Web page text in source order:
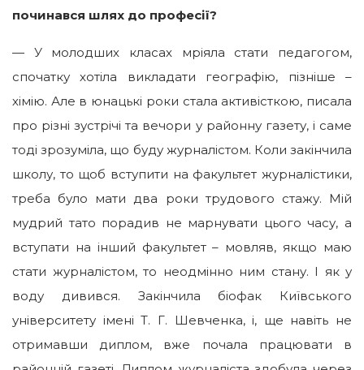
починався шлях до професії?
— У молодших класах мріяла стати педагогом,
спочатку хотіла викладати географію, пізніше –
хімію. Але в юнацькі роки стала активісткою, писала
про різні зустрічі та вечори у районну газету, і саме
тоді зрозуміла, що буду журналістом. Коли закінчила
школу, то щоб вступити на факультет журналістики,
треба було мати два роки трудового стажу. Мій
мудрий тато порадив не марнувати цього часу, а
вступати на інший факультет – мовляв, якщо маю
стати журналістом, то неодмінно ним стану. І як у
воду дивився. Закінчила біофак Київського
університету імені Т. Г. Шевченка, і, ще навіть не
отримавши диплом, вже почала працювати в